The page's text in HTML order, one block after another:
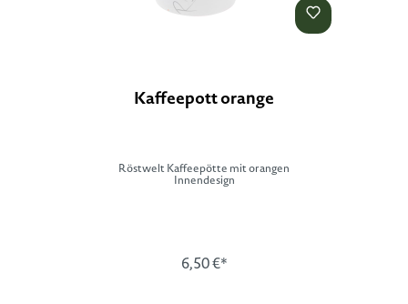
Kaffeepott orange
Röstwelt Kaffeepötte mit orangen
Innendesign
6,50 €*